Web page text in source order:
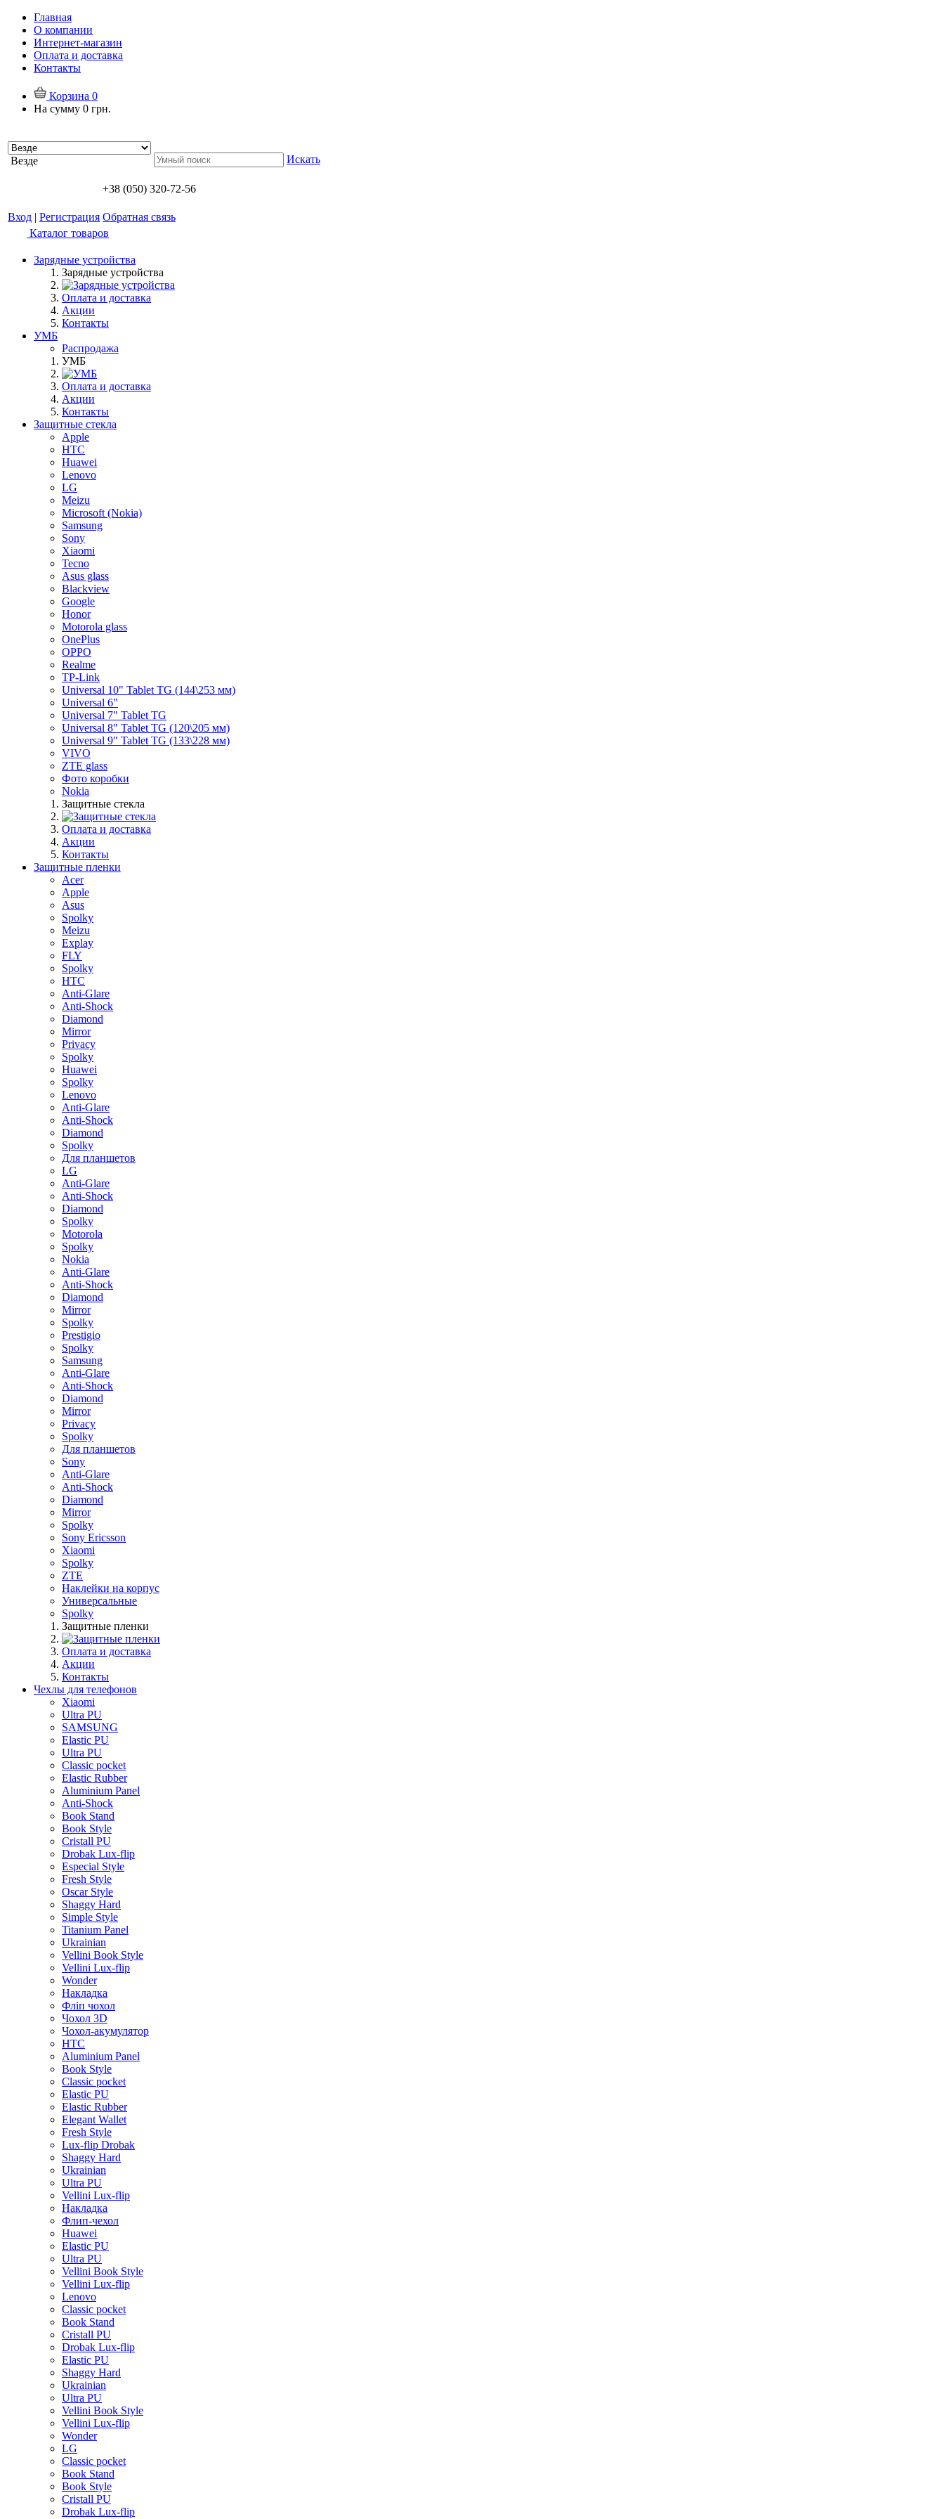
Главная
О компании
Интернет-магазин
Оплата и доставка
Контакты
Корзина 0
На сумму 0 грн.
Везде Искать
+38 (050) 320-72-56
Вход | Регистрация Обратная связь
Каталог товаров
Зарядные устройства
Зарядные устройства
Оплата и доставка
Акции
Контакты
УМБ
Распродажа
УМБ
Оплата и доставка
Акции
Контакты
Защитные стекла
Apple
HTC
Huawei
Lenovo
LG
Meizu
Microsoft (Nokia)
Samsung
Sony
Xiaomi
Tecno
Asus glass
Blackview
Google
Honor
Motorola glass
OnePlus
OPPO
Realme
TP-Link
Universal 10" Tablet TG (144\253 мм)
Universal 6"
Universal 7" Tablet TG
Universal 8" Tablet TG (120\205 мм)
Universal 9" Tablet TG (133\228 мм)
VIVO
ZTE glass
Фото коробки
Nokia
Защитные стекла
Оплата и доставка
Акции
Контакты
Защитные пленки
Acer
Apple
Asus
Spolky
Meizu
Explay
FLY
Spolky
HTC
Anti-Glare
Anti-Shock
Diamond
Mirror
Privacy
Spolky
Huawei
Spolky
Lenovo
Anti-Glare
Anti-Shock
Diamond
Spolky
Для планшетов
LG
Anti-Glare
Anti-Shock
Diamond
Spolky
Motorola
Spolky
Nokia
Anti-Glare
Anti-Shock
Diamond
Mirror
Spolky
Prestigio
Spolky
Samsung
Anti-Glare
Anti-Shock
Diamond
Mirror
Privacy
Spolky
Для планшетов
Sony
Anti-Glare
Anti-Shock
Diamond
Mirror
Spolky
Sony Ericsson
Xiaomi
Spolky
ZTE
Наклейки на корпус
Универсальные
Spolky
Защитные пленки
Оплата и доставка
Акции
Контакты
Чехлы для телефонов
Xiaomi
Ultra PU
SAMSUNG
Elastic PU
Ultra PU
Classic pocket
Elastic Rubber
Aluminium Panel
Anti-Shock
Book Stand
Book Style
Cristall PU
Drobak Lux-flip
Especial Style
Fresh Style
Oscar Style
Shaggy Hard
Simple Style
Titanium Panel
Ukrainian
Vellini Book Style
Vellini Lux-flip
Wonder
Накладка
Фліп чохол
Чохол 3D
Чохол-акумулятор
HTC
Aluminium Panel
Book Style
Classic pocket
Elastic PU
Elastic Rubber
Elegant Wallet
Fresh Style
Lux-flip Drobak
Shaggy Hard
Ukrainian
Ultra PU
Vellini Lux-flip
Накладка
Флип-чехол
Huawei
Elastic PU
Ultra PU
Vellini Book Style
Vellini Lux-flip
Lenovo
Classic pocket
Book Stand
Cristall PU
Drobak Lux-flip
Elastic PU
Shaggy Hard
Ukrainian
Ultra PU
Vellini Book Style
Vellini Lux-flip
Wonder
LG
Classic pocket
Book Stand
Book Style
Cristall PU
Drobak Lux-flip